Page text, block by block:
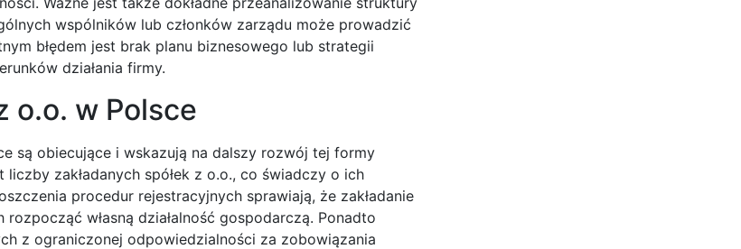
wspólników lub członków zarządu może prowadzić
błędem jest brak planu biznesowego lub strategii
działania firmy.
o.o. w Polsce
są obiecujące i wskazują na dalszy rozwój tej formy
zakładanych spółek z o.o., co świadczy o ich
procedur rejestracyjnych sprawiają, że zakładanie
własną działalność gospodarczą. Ponadto
z ograniczonej odpowiedzialności za zobowiązania